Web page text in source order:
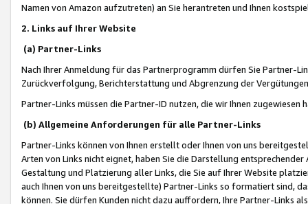
Namen von Amazon aufzutreten) an Sie herantreten und Ihnen
2. Links auf Ihrer Website
(a) Partner-Links
Nach Ihrer Anmeldung für das Partnerprogramm dürfen Sie Partner-
Zurückverfolgung, Berichterstattung und Abgrenzung der
Partner-Links müssen die Partner-ID nutzen, die wir Ihnen zugewiesen
(b) Allgemeine Anforderungen für alle Partner-Links
Partner-Links können von Ihnen erstellt oder Ihnen von uns
Arten von Links nicht eignet, haben Sie die Darstellung
Gestaltung und Platzierung aller Links, die Sie auf Ihrer Website
auch Ihnen von uns bereitgestellte) Partner-Links so formatiert sind,
können. Sie dürfen Kunden nicht dazu auffordern, Ihre Partner-Links